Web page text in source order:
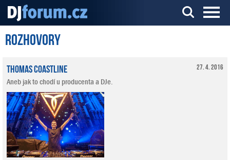
Server o DJ technice a DJingu
Rozhovory
27. 4. 2016
Thomas Coastline
Aneb jak to chodí u producenta a DJe.